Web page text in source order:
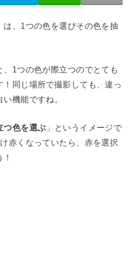
は、1つの色を選びその色を抽
、1つの色が際立つのでとても
同じ場所で撮影しても、違っ
機能ですね。
つ色を選ぶ 」というイメージで
赤くなっていたら、赤を選択